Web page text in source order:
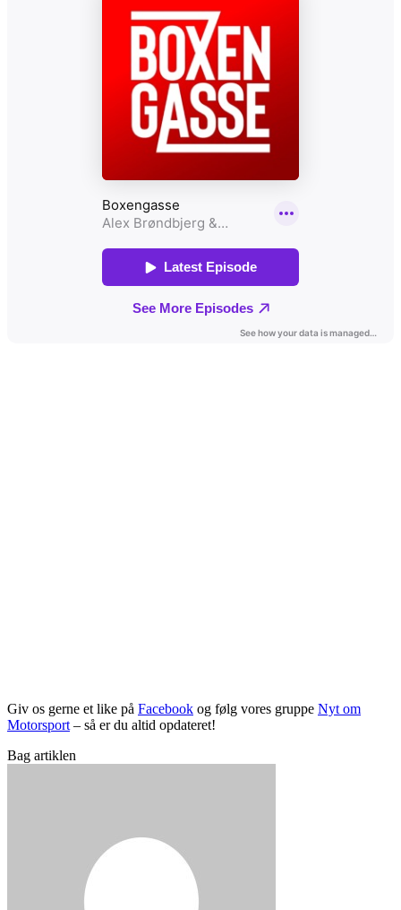
Giv os gerne et like på Facebook og følg vores gruppe Nyt om
Motorsport– så er du altid opdateret!
Bag artiklen